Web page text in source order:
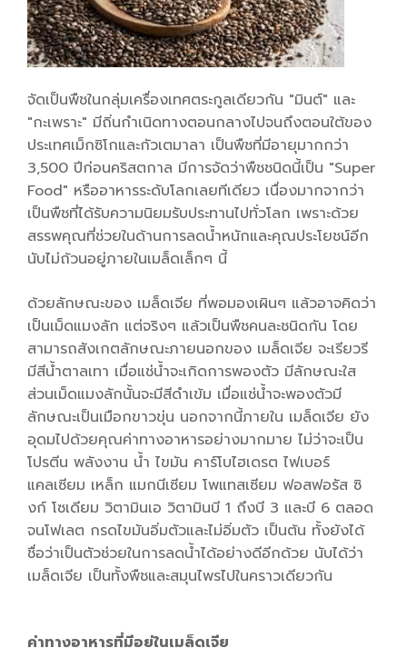
จัดเป็นพืชในกลุ่มเครื่องเทศตระกูลเดียวกัน "มินต์" และ
"กะเพราะ" มีถิ่นกำเนิดทางตอนกลางไปจนถึงตอนใต้ของ
ประเทศเม็กซิโกและกัวเตมาลา เป็นพืชที่มีอายุมากกว่า
3,500 ปีก่อนคริสตกาล มีการจัดว่าพืชชนิดนี้เป็น "Super
Food" หรืออาหารระดับโลกเลยทีเดียว เนื่องมากจากว่า
เป็นพืชที่ได้รับความนิยมรับประทานไปทั่วโลก เพราะด้วย
สรรพคุณที่ช่วยในด้านการลดน้ำหนักและคุณประโยชน์อีก
นับไม่ถ้วนอยู่ภายในเมล็ดเล็กๆ นี้
ด้วยลักษณะของ เมล็ดเจีย ที่พอมองเผินๆ แล้วอาจคิดว่า
เป็นเม็ดแมงลัก แต่จริงๆ แล้วเป็นพืชคนละชนิดกัน โดย
สามารถสังเกตลักษณะภายนอกของ เมล็ดเจีย จะเรียวรี
มีสีน้ำตาลเทา เมื่อแช่น้ำจะเกิดการพองตัว มีลักษณะใส
ส่วนเม็ดแมงลักนั้นจะมีสีดำเข้ม เมื่อแช่น้ำจะพองตัวมี
ลักษณะเป็นเมือกขาวขุ่น นอกจากนี้ภายใน เมล็ดเจีย ยัง
อุดมไปด้วยคุณค่าทางอาหารอย่างมากมาย ไม่ว่าจะเป็น
โปรตีน พลังงาน น้ำ ไขมัน คาร์โบไฮเดรต ไฟเบอร์
แคลเซียม เหล็ก แมกนีเซียม โพแทสเซียม ฟอสฟอรัส ซิ
งก์ โซเดียม วิตามินเอ วิตามินบี 1 ถึงบี 3 และบี 6 ตลอด
จนโฟเลต กรดไขมันอิ่มตัวและไม่อิ่มตัว เป็นต้น ทั้งยังได้
ชื่อว่าเป็นตัวช่วยในการลดน้ำได้อย่างดีอีกด้วย นับได้ว่า
เมล็ดเจีย เป็นทั้งพืชและสมุนไพรไปในคราวเดียวกัน
ค่าทางอาหารที่มีอยู่ในเมล็ดเจีย